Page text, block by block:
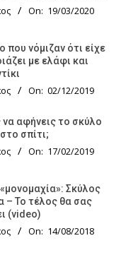
On: 19/03/2020
που νόμιζαν ότι είχε
με ελάφι και
On: 02/12/2019
αφήνεις το σκύλο
σπίτι;
On: 17/02/2019
Σκύλος
– Το τέλος θα σας
(video)
On: 14/08/2018